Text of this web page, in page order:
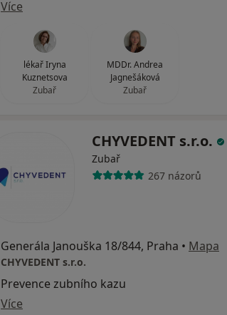
Více
lékař Iryna
Kuznetsova
Zubař
MDDr. Andrea
Jagnešáková
Zubař
CHYVEDENT s.r.o.
Zubař
267 názorů
Generála Janouška 18/844, Praha • Mapa
CHYVEDENT s.r.o.
Prevence zubního kazu
Více